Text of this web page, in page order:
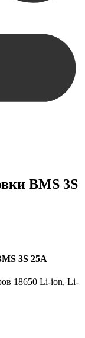
BMS 3S
3S 25A
18650 Li-ion, Li-